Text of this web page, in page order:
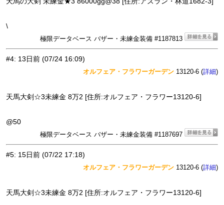
\
極限データベース バザー・未練金装備 #1187813
#4: 13日前 (07/24 16:09)
オルフェア・フラワーガーデン 13120-6 (詳細)
天馬大剣☆3未練金 8万2 [住所:オルフェア・フラワー13120-6]
@50
極限データベース バザー・未練金装備 #1187697
#5: 15日前 (07/22 17:18)
オルフェア・フラワーガーデン 13120-6 (詳細)
天馬大剣☆3未練金 8万2 [住所:オルフェア・フラワー13120-6]